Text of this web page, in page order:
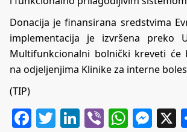
Donacija je finansirana sredstvima
implementacija je izvršena preko
Multifunkcionalni bolnički kreveti će
na odjeljenjima Klinike za interne
(TIP)
Facebook
Twitter
LinkedIn
Viber X